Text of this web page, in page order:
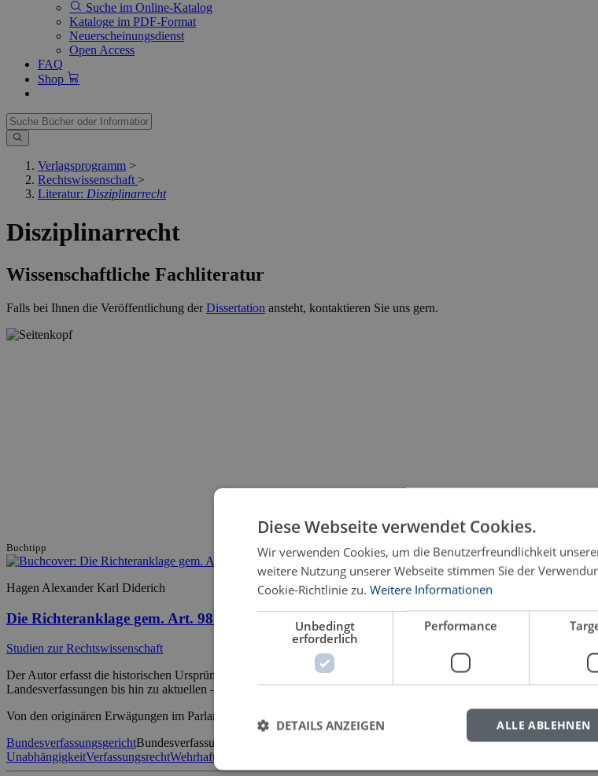
Suche im Online-Katalog
Kataloge im PDF-Format
Neuerscheinungsdienst
Open Access
FAQ
Shop
Verlagsprogramm >
Rechtswissenschaft >
Literatur: Disziplinarrecht
Disziplinarrecht
Wissenschaftliche Fachliteratur
Falls bei Ihnen die Veröffentlichung derDissertation ansteht, kontaktieren Sie uns gern.
Buchtipp
Hagen Alexander Karl Diderich
Die Richteranklage gem. Art. 98 II, V GG
Studien zur Rechtswissenschaft
Der Autor erfasst die historischen Ursprünge und Probleme sowie Scheinprobleme des Rechtsinstituts
Richteranklage
Landesverfassungen bis hin zu aktuellen – potentiellen – Anwendungsfällen.
Von den originären Erwägungen im Parlamentarischen Rat über die […]
BundesverfassungsgerichtBundesverfassungsgerichtsgesetz Jens MaierParlamentarischer
UnabhängigkeitVerfassungsrechtWehrhafte Demokratie
Diese Webseite verwendet Cookies.
Wir verwenden Cookies, um die Benutzerfreundlichkeit
weitere Nutzung unserer Webseite stimmen Sie der
Cookie-Richtlinie zu. Weitere Informationen
Unbedingt
erforderlich
Performance
ALLE ABLEHNEN
DETAILS ANZEIGEN